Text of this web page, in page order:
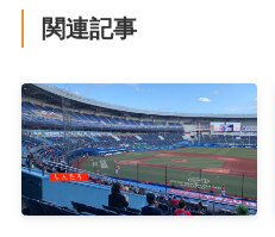
関連記事